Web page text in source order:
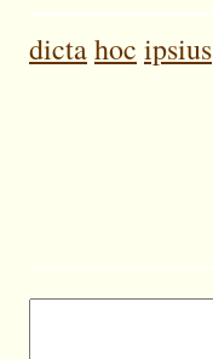
dictahoc ipsius